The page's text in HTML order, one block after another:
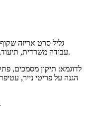
גליל סרט אריזה
עבודה משרדית, תיעוד, פרויקטים בבית ספר וצרכי ​​אריזה נוספים.
לדוגמא: תיקון מסמכים,
הגנה על פריטי נייר,
קל לשימוש, ומתאים היטב למתקן שולחני.